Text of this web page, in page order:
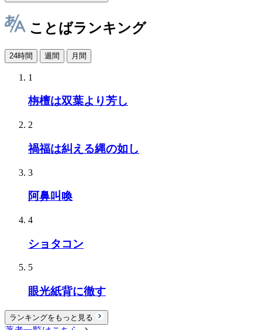
ことばランキング
24時間 週間 月間
1
栴檀は双葉より芳し
2
禍福は糾える縄の如し
3
阿鼻叫喚
4
ショタコン
5
眼光紙背に徹す
ランキングをもっと見る